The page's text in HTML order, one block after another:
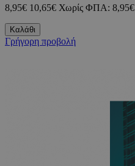
8,95€ 10,65€ Χωρίς ΦΠΑ: 8,95€
Καλάθι
Γρήγορη προβολή